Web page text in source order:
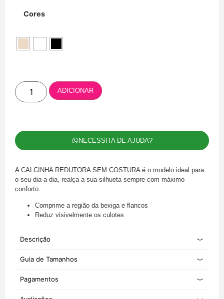
Cores
ADICIONAR
NECESSITA DE AJUDA?
A CALCINHA REDUTORA SEM COSTURA é o modelo ideal para
o seu dia-a-dia, realça a sua silhueta sempre com máximo
conforto.
Comprime a região da bexiga e flancos
Reduz visivelmente os culotes
Descrição
Guia de Tamanhos
Pagamentos